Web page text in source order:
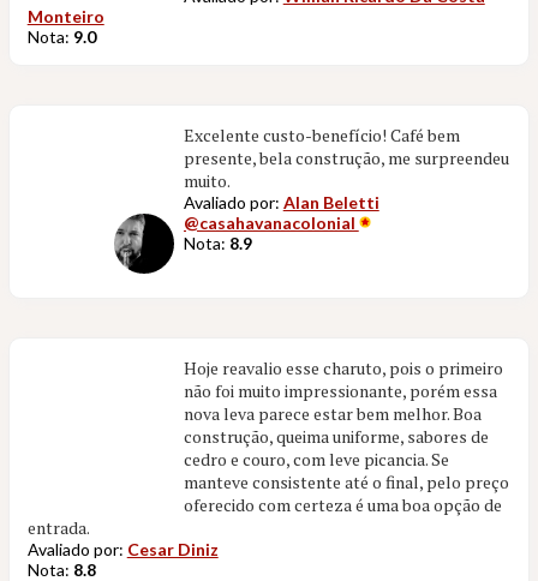
Monteiro
Nota: 9.0
Excelente custo-benefício! Café bem
presente, bela construção, me surpreendeu
muito.
Avaliado por: Alan Beletti
@casahavanacolonial
Nota: 8.9
Hoje reavalio esse charuto, pois o primeiro
não foi muito impressionante, porém essa
nova leva parece estar bem melhor. Boa
construção, queima uniforme, sabores de
cedro e couro, com leve picancia. Se
manteve consistente até o final, pelo preço
oferecido com certeza é uma boa opção de
entrada.
Avaliado por: Cesar Diniz
Nota: 8.8